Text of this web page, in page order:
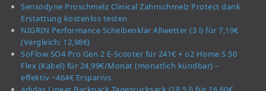
Sensodyne Proschmelz Clinical Zahnschmelz Protect dank
Erstattung kostenlos testen
NIGRIN Performance Scheibenklar Allwetter (3 l) für 7,19€
(Vergleich: 12,98€)
SoFlow SO4 Pro Gen 2 E-Scooter für 241€ + o2 Home S 50
Flex (Kabel) für 24,99€/Monat (monatlich kündbar) –
effektiv ~464€ Ersparnis